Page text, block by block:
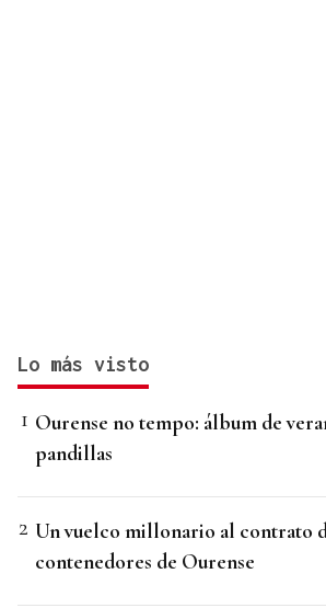
Lo más visto
Ourense no tempo: álbum de
pandillas
Un vuelco millonario al contrato
contenedores de Ourense